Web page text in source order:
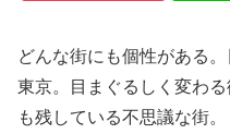
どんな街にも個性がある
東京。目まぐるしく変わ
も残している不思議な街。